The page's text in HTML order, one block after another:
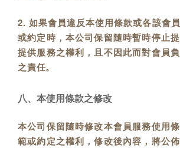
2. 如果會員違反本使用條款或各該會
或約定時，本公司保留隨時暫時停止
提供服務之權利，且不因此而對會員
之責任。
八、本使用條款之修改
本公司保留隨時修改本會員服務使用
範或約定之權利，修改後內容，將公